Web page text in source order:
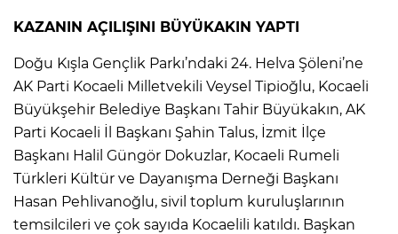
KAZANIN AÇILIŞINI BÜYÜKAKIN YAPTI
Doğu Kışla Gençlik Parkı’ndaki 24. Helva Şöleni’ne
AK Parti Kocaeli Milletvekili Veysel Tipioğlu, Kocaeli
Büyükşehir Belediye Başkanı Tahir Büyükakın, AK
Parti Kocaeli İl Başkanı Şahin Talus, İzmit İlçe
Başkanı Halil Güngör Dokuzlar, Kocaeli Rumeli
Türkleri Kültür ve Dayanışma Derneği Başkanı
Hasan Pehlivanoğlu, sivil toplum kuruluşlarının
temsilcileri ve çok sayıda Kocaelili katıldı. Başkan